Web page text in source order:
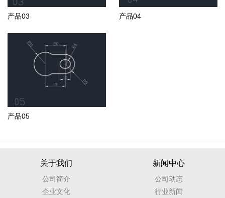
产品03 产品04
产品05
关于我们
公司简介
企业文化
新闻中心
公司动态
行业新闻